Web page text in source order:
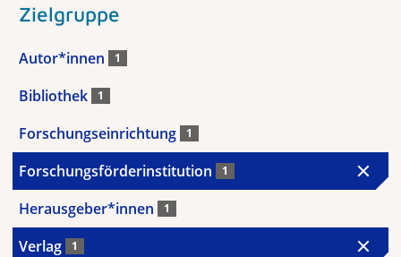
Zielgruppe
Autor*innen 1
Bibliothek 1
Forschungseinrichtung 1
Forschungsförderinstitution 1
Herausgeber*innen 1
Verlag 1